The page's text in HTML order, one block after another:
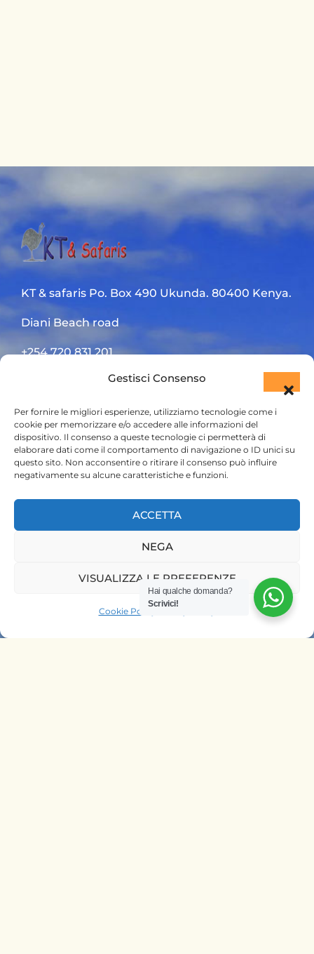
Gestisci Consenso
Per fornire le migliori esperienze, utilizziamo tecnologie come i
cookie per memorizzare e/o accedere alle informazioni del
dispositivo. Il consenso a queste tecnologie ci permetterà di
elaborare dati come il comportamento di navigazione o ID unici su
questo sito. Non acconsentire o ritirare il consenso può influire
negativamente su alcune caratteristiche e funzioni.
ACCETTA
NEGA
VISUALIZZA LE PREFERENZE
Cookie Policy
KT & safaris Po. Box 490 Ukunda. 80400 Kenya.
Diani Beach road
+254 720 831 201
ktsafaris5177@gmail.com
SAFARI KENYA
Hai qualche domanda?
Scrivici!